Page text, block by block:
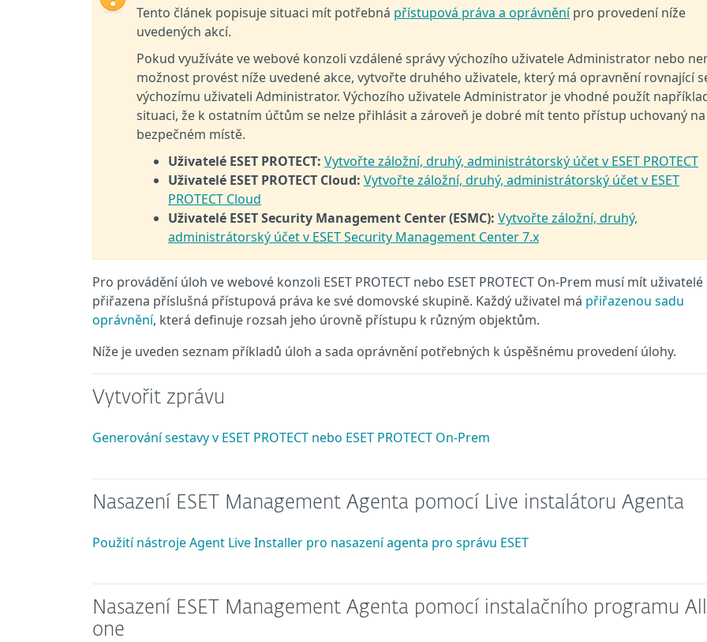
Tento článek popisuje situaci mít potřebná přístupová práva a oprávněnípro provedení níže
uvedených akcí.
Pokud využíváte ve webové konzoli vzdálené správy výchozího uživatele Administrator nebo
možnost provést níže uvedené akce, vytvořte druhého uživatele, který má opravnění rovnající
výchozímu uživateli Administrator. Výchozího uživatele Administrator je vhodné použít
situaci, že k ostatním účtům se nelze přihlásit a zároveň je dobré mít tento přístup uchovaný na
bezpečném místě.
Uživatelé ESET PROTECT: Vytvořte záložní, druhý, administrátorský účet v ESET PROTECT
Uživatelé ESET PROTECT Cloud: Vytvořte záložní, druhý, administrátorský účet v ESET
PROTECT Cloud
Uživatelé ESET Security Management Center (ESMC): Vytvořte záložní, druhý,
administrátorský účet v ESET Security Management Center 7.x
Pro provádění úloh ve webové konzoli ESET PROTECT nebo ESET PROTECT On-Prem musí mít uživatelé
přiřazena příslušná přístupová práva ke své domovské skupině. Každý uživatel má přiřazenou sadu
oprávnění, která definuje rozsah jeho úrovně přístupu k různým objektům.
Níže je uveden seznam příkladů úloh a sada oprávnění potřebných k úspěšnému provedení úlohy.
Vytvořit zprávu
Generování sestavy v ESET PROTECT nebo ESET PROTECT On-Prem
Nasazení ESET Management Agenta pomocí Live instalátoru Agenta
Použití nástroje Agent Live Installer pro nasazení agenta pro správu ESET
Nasazení ESET Management Agenta pomocí instalačního programu
one